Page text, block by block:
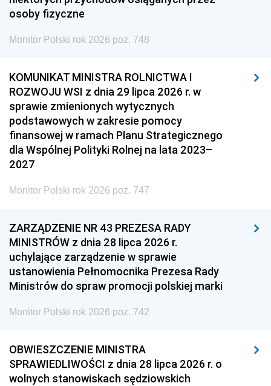
osoby fizyczne
Monitor Polski rok 2026 poz. 748
KOMUNIKAT MINISTRA ROLNICTWA I
ROZWOJU WSI z dnia 29 lipca 2026 r. w
sprawie zmienionych wytycznych
podstawowych w zakresie pomocy
finansowej w ramach Planu Strategicznego
dla Wspólnej Polityki Rolnej na lata 2023–
2027
Monitor Polski rok 2026 poz. 747
ZARZĄDZENIE NR 43 PREZESA RADY
MINISTRÓW z dnia 28 lipca 2026 r.
uchylające zarządzenie w sprawie
ustanowienia Pełnomocnika Prezesa Rady
Ministrów do spraw promocji polskiej marki
Monitor Polski rok 2026 poz. 742
OBWIESZCZENIE MINISTRA
SPRAWIEDLIWOŚCI z dnia 28 lipca 2026 r. o
wolnych stanowiskach sędziowskich